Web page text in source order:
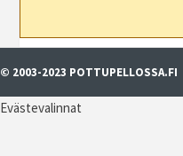
© 2003-2023 POTTUPELLOSSA.FI
Evästevalinnat